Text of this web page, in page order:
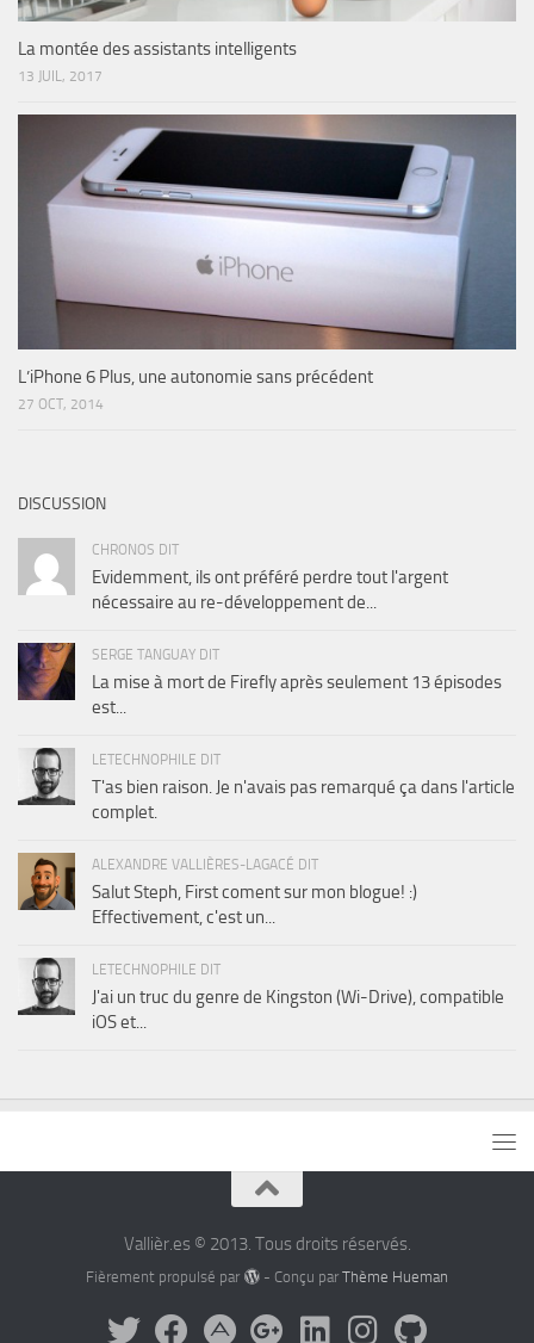
La montée des assistants intelligents
13 JUIL, 2017
L’iPhone 6 Plus, une autonomie sans précédent
27 OCT, 2014
DISCUSSION
CHRONOS DIT
Evidemment, ils ont préféré perdre tout l'argent
nécessaire au re-développement de...
SERGE TANGUAY DIT
La mise à mort de Firefly après seulement 13 épisodes
est...
LETECHNOPHILE DIT
T'as bien raison. Je n'avais pas remarqué ça dans l'article
complet.
ALEXANDRE VALLIÈRES-LAGACÉ DIT
Salut Steph, First coment sur mon blogue! :)
Effectivement, c'est un...
LETECHNOPHILE DIT
J'ai un truc du genre de Kingston (Wi-Drive), compatible
iOS et...
Vallièr.es © 2013. Tous droits réservés.
Fièrement propulsé par - Conçu par Thème Hueman